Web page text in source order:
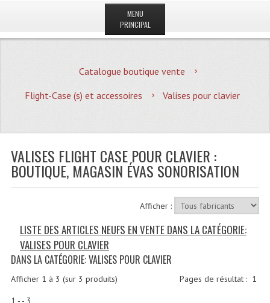
MENU
PRINCIPAL
MAGASIN
Quoi De Neuf?
Plan Acces, Horaires.
Location De Matériel
Le Matériel D´occasion
Recevoir Nos Promotions
Catalogue boutique vente
Flight-Case (s) et accessoires
Valises pour clavier
VALISES FLIGHT CASE POUR CLAVIER :
BOUTIQUE, MAGASIN ÉVAS SONORISATION
Afficher :
LISTE DES ARTICLES NEUFS EN VENTE DANS LA CATÉGORIE:
VALISES POUR CLAVIER
DANS LA CATÉGORIE: VALISES POUR CLAVIER
Pages de résultat : 1
Afficher 1 à 3 (sur 3 produits)
1 - - 3